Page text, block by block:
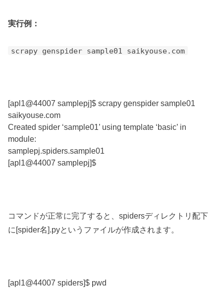
実行例：
scrapy genspider sample01 saikyouse.com
[apl1@44007 samplepj]$ scrapy genspider sample01
saikyouse.com
Created spider ‘sample01’ using template ‘basic’ in
module:
samplepj.spiders.sample01
[apl1@44007 samplepj]$
コマンドが正常に完了すると、spidersディレクトリ配下
に[spider名].pyというファイルが作成されます。
[apl1@44007 spiders]$ pwd